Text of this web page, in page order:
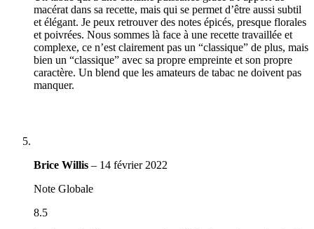
macérat dans sa recette, mais qui se permet d’être aussi subtil
et élégant. Je peux retrouver des notes épicés, presque florales
et poivrées. Nous sommes là face à une recette travaillée et
complexe, ce n’est clairement pas un “classique” de plus, mais
bien un “classique” avec sa propre empreinte et son propre
caractère. Un blend que les amateurs de tabac ne doivent pas
manquer.
Brice Willis – 14 février 2022
Note Globale
8.5